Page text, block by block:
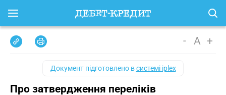
- A +
Документ підготовлено всистемі iplex
Про затвердження переліків